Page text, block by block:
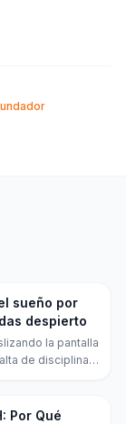
sueño por
despierto
la pantalla
de disciplina:
Por Qué